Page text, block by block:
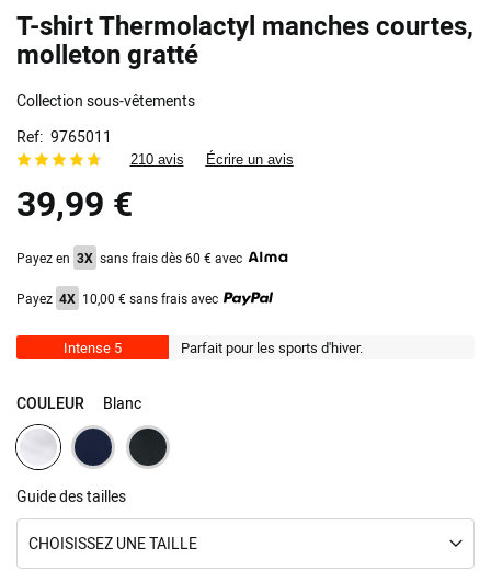
to
the
beginning
the
images
gallery
T-shirt Thermolactyl manches courtes,
molleton gratté
Collection sous-vêtements
Ref 9765011
210 avis Écrire un avis
39,99 €
Payez en 3X sans frais dès 60 € avec
Payez 4X 10,00 € sans frais avec
Intense 5 Parfait pour les sports d'hiver.
COULEUR Blanc
Guide des tailles
CHOISISSEZ UNE TAILLE